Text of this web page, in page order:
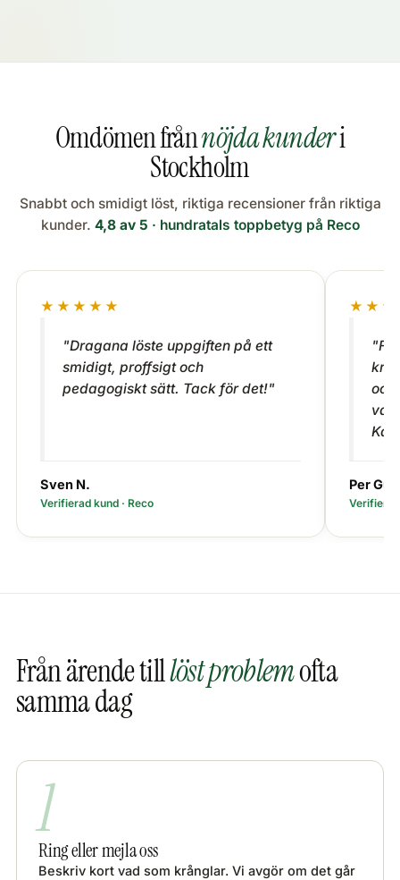
Omdömen frånnöjda kunderi
Stockholm
Snabbt och smidigt löst, riktiga recensioner från riktiga
kunder. 4,8 av 5 · hundratals toppbetyg på Reco
★★★★★
"Dragana löste uppgiften på ett
smidigt, proffsigt och
pedagogiskt sätt. Tack för det!"
Sven N.
Verifierad kund · Reco
och
var
Per
Verifierad
Från ärende tilllöst problemofta
samma dag
1
Ring eller mejla oss
Beskriv kort vad som krånglar. Vi avgör om det går